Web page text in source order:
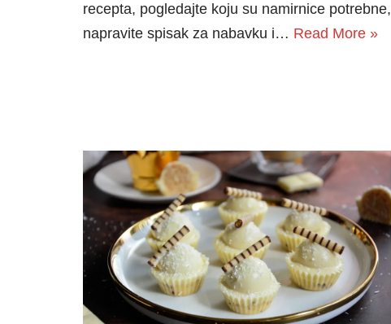
recepta, pogledajte koju su namirnice potrebne,
napravite spisak za nabavku i… Read More »